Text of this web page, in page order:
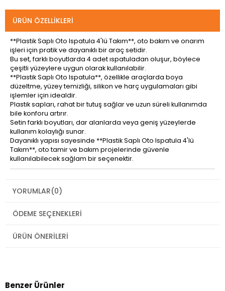
ÜRÜN ÖZELLIKLERI
**Plastik Saplı Oto Ispatula 4'lü Takım**, oto bakım ve onarım
işleri için pratik ve dayanıklı bir araç setidir.
Bu set, farklı boyutlarda 4 adet ıspatuladan oluşur, böylece
çeşitli yüzeylere uygun olarak kullanılabilir.
**Plastik Saplı Oto Ispatula**, özellikle araçlarda boya
düzeltme, yüzey temizliği, silikon ve harç uygulamaları gibi
işlemler için idealdir.
Plastik sapları, rahat bir tutuş sağlar ve uzun süreli kullanımda
bile konforu artırır.
Setin farklı boyutları, dar alanlarda veya geniş yüzeylerde
kullanım kolaylığı sunar.
Dayanıklı yapısı sayesinde **Plastik Saplı Oto Ispatula 4'lü
Takım**, oto tamir ve bakım projelerinde güvenle
kullanılabilecek sağlam bir seçenektir.
YORUMLAR(0)
ÖDEME SEÇENEKLERI
ÜRÜN ÖNERILERI
Benzer Ürünler